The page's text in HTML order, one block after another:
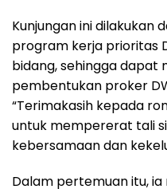
Kunjungan ini dilakukan
program kerja prioritas
bidang, sehingga dapat
pembentukan proker
“Terimakasih kepada
untuk mempererat tali
kebersamaan dan
Dalam pertemuan itu,